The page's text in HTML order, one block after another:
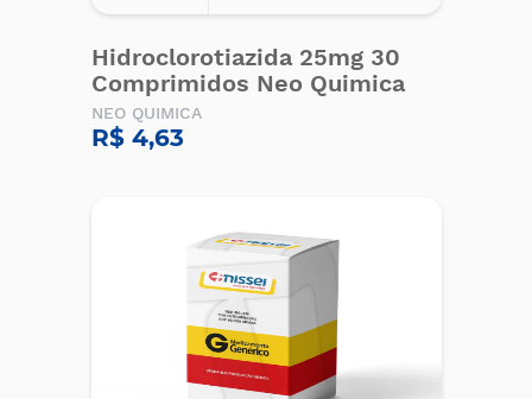
Hidroclorotiazida 25mg 30
Comprimidos Neo Quimica
NEO QUIMICA
R$ 4,63